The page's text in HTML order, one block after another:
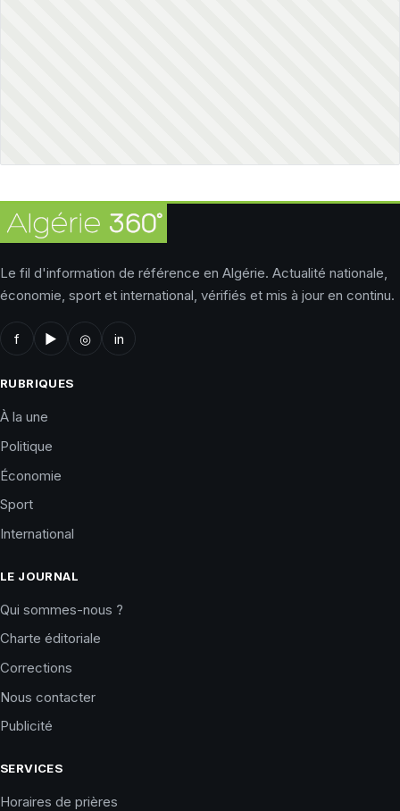
Le fil d'information de référence en Algérie. Actualité nationale,
économie, sport et international, vérifiés et mis à jour en continu.
f ▶ ◎ in
RUBRIQUES
À la une
Politique
Économie
Sport
International
LE JOURNAL
Qui sommes-nous ?
Charte éditoriale
Corrections
Nous contacter
Publicité
SERVICES
Horaires de prières